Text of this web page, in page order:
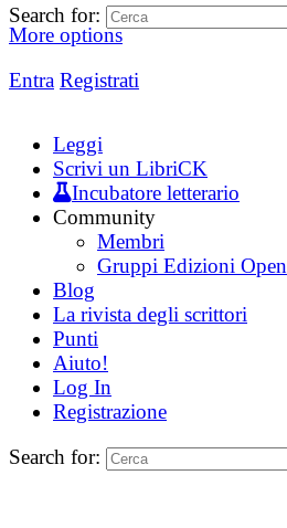
More options
Entra Registrati
Search for:
Leggi
Scrivi un LibriCK
Incubatore letterario
Community
Membri
Gruppi Edizioni Open
Blog
La rivista degli scrittori
Punti
Aiuto!
Log In
Registrazione
Search for: